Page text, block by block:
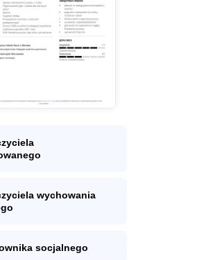
wychowania
socjalnego